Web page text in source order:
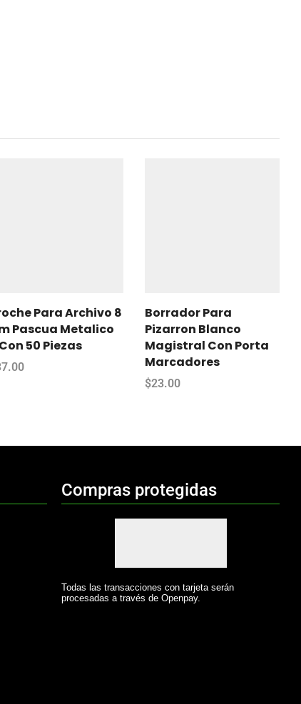
Para Archivo 8
Pascua Metalico
50 Piezas
Borrador Para
Pizarron Blanco
Magistral Con Porta
Marcadores
$23.00
Compras protegidas
Todas las transacciones con tarjeta serán
procesadas a través de Openpay.